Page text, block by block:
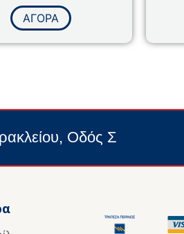
με
από
ΑΓΟΡΑ
Οδός Σ